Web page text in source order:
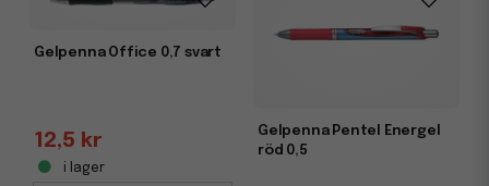
Gelpenna Office 0,7 svart
12,5 kr
i lager
Gelpenna Pentel Energel
röd 0,5